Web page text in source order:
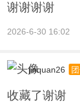
谢谢谢谢
2026-6-30 16:02
jinquan26
收藏了谢谢